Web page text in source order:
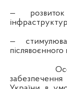
— розвиток
—
післявоєнного